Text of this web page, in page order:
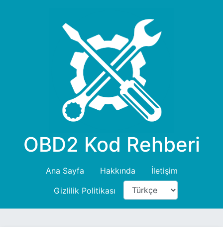
OBD2 Kod Rehberi
Ana Sayfa Hakkında
İletişim
Gizlilik Politikası